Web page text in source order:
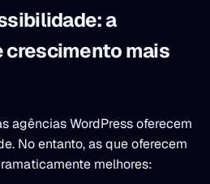
a
crescimento mais
agências WordPress oferecem
No entanto, as que oferecem
melhores: